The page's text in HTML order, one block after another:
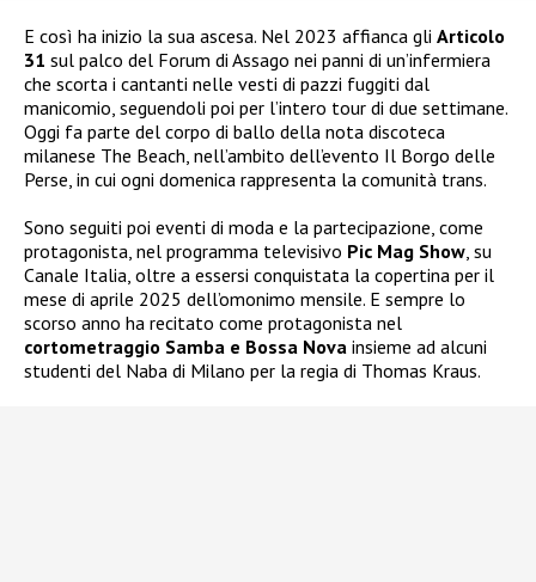
E così ha inizio la sua ascesa. Nel 2023 affianca gli Articolo
31 sul palco del Forum di Assago nei panni di un’infermiera
che scorta i cantanti nelle vesti di pazzi fuggiti dal
manicomio, seguendoli poi per l’intero tour di due settimane.
Oggi fa parte del corpo di ballo della nota discoteca
milanese The Beach, nell’ambito dell’evento Il Borgo delle
Perse, in cui ogni domenica rappresenta la comunità trans.
Sono seguiti poi eventi di moda e la partecipazione, come
protagonista, nel programma televisivo Pic Mag Show, su
Canale Italia, oltre a essersi conquistata la copertina per il
mese di aprile 2025 dell’omonimo mensile. E sempre lo
scorso anno ha recitato come protagonista nel
cortometraggio Samba e Bossa Nova insieme ad alcuni
studenti del Naba di Milano per la regia di Thomas Kraus.